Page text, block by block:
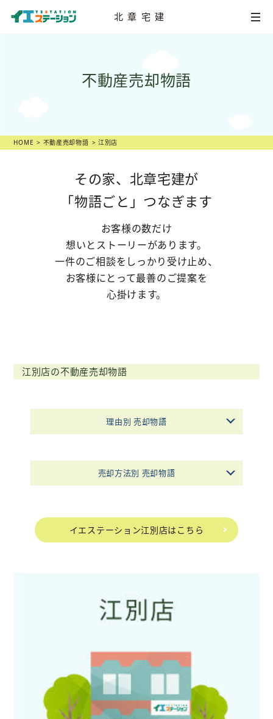
北章宅建
売却相談
スタッフ紹介
売却物語
スタッフブログ
不動産売却物語
HOME 不動産売却物語 江別店
その家、北章宅建が
「物語ごと」つなぎます
お客様の数だけ
想いとストーリーがあります。
一件のご相談をしっかり受け止め、
お客様にとって最善のご提案を
心掛けます。
江別店の不動産売却物語
理由別 売却物語
売却方法別 売却物語
イエステーション江別店はこちら